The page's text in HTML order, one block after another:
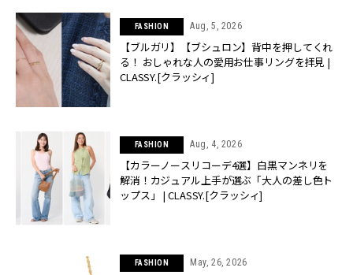
FASHION Aug, 5, 2026
【ブルガリ】【ブシュロン】背中を押してくれ
る！ おしゃれな人の愛用お仕事リングを拝見 |
CLASSY.[クラッシィ]
FASHION Aug, 4, 2026
【カラーノースリコーデ4選】白黒マンネリを
解消！カジュアル上手が選ぶ「大人の差し色ト
ップス」 | CLASSY.[クラッシィ]
FASHION May, 26, 2026